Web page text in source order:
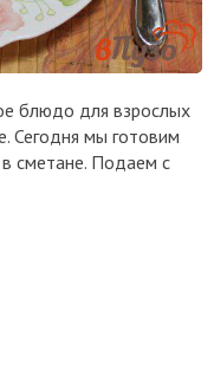
блюдо для взрослых
Сегодня мы готовим
сметане. Подаем с